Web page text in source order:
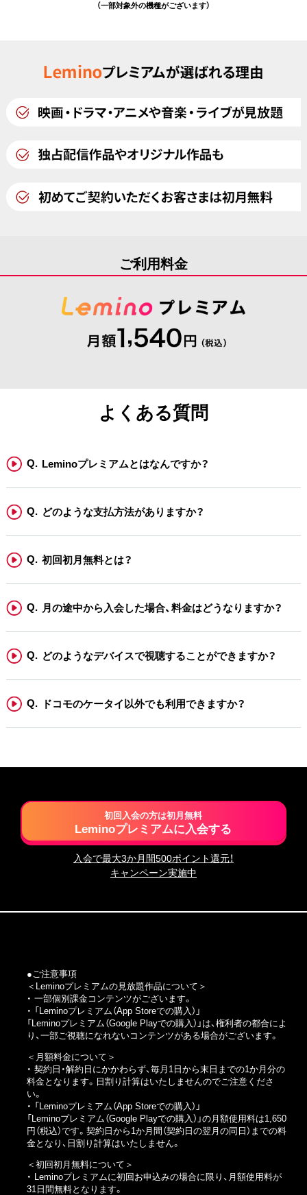
（一部対象外の機種がございます）
ご利用料金
よくある質問
Leminoプレミアムとはなんですか？
どのような支払方法がありますか？
初回初月無料とは？
月の途中から入会した場合、料金はどうなりますか？
どのようなデバイスで視聴することができますか？
ドコモのケータイ以外でも利用できますか？
初回入会の方は初月無料
Leminoプレミアムに入会する
入会で最大3か月間500ポイント還元！
キャンペーン実施中
●ご注意事項
＜Leminoプレミアムの見放題作品について＞
・ 一部個別課金コンテンツがございます。
・ 「Leminoプレミアム（App Storeでの購入）」
「Leminoプレミアム（Google Playでの購入）」 は、権利者の都合によ
り、一部ご視聴になれないコンテンツがある場合がございます。
＜月額料金について＞
・ 契約日・解約日にかかわらず、毎月1日から末日までの1か月分の
料金となります。日割り計算はいたしませんのでご注意くださ
い。
・ 「Leminoプレミアム（App Storeでの購入）」
「Leminoプレミアム（Google Playでの購入）」の月額使用料は1,650
円（税込）です。契約日から1か月間（契約日の翌月の同日）までの料
金となり、日割り計算はいたしません。
＜初回初月無料について＞
・ Leminoプレミアムに初回お申込みの場合に限り、月額使用料が
31日間無料となります。